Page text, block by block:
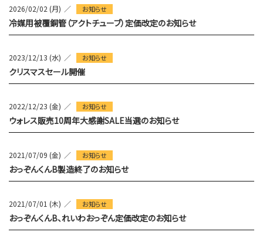
2026/02/02 (月) お知らせ
冷媒用被覆銅管（アクトチューブ）定価改定のお知らせ
2023/12/13 (水) お知らせ
クリスマスセール開催
2022/12/23 (金) お知らせ
ウォレス販売10周年大感謝SALE当選のお知らせ
2021/07/09 (金) お知らせ
おっぞんくんB製造終了のお知らせ
2021/07/01 (木) お知らせ
おっぞんくんB、れいわおっぞん定価改定のお知らせ